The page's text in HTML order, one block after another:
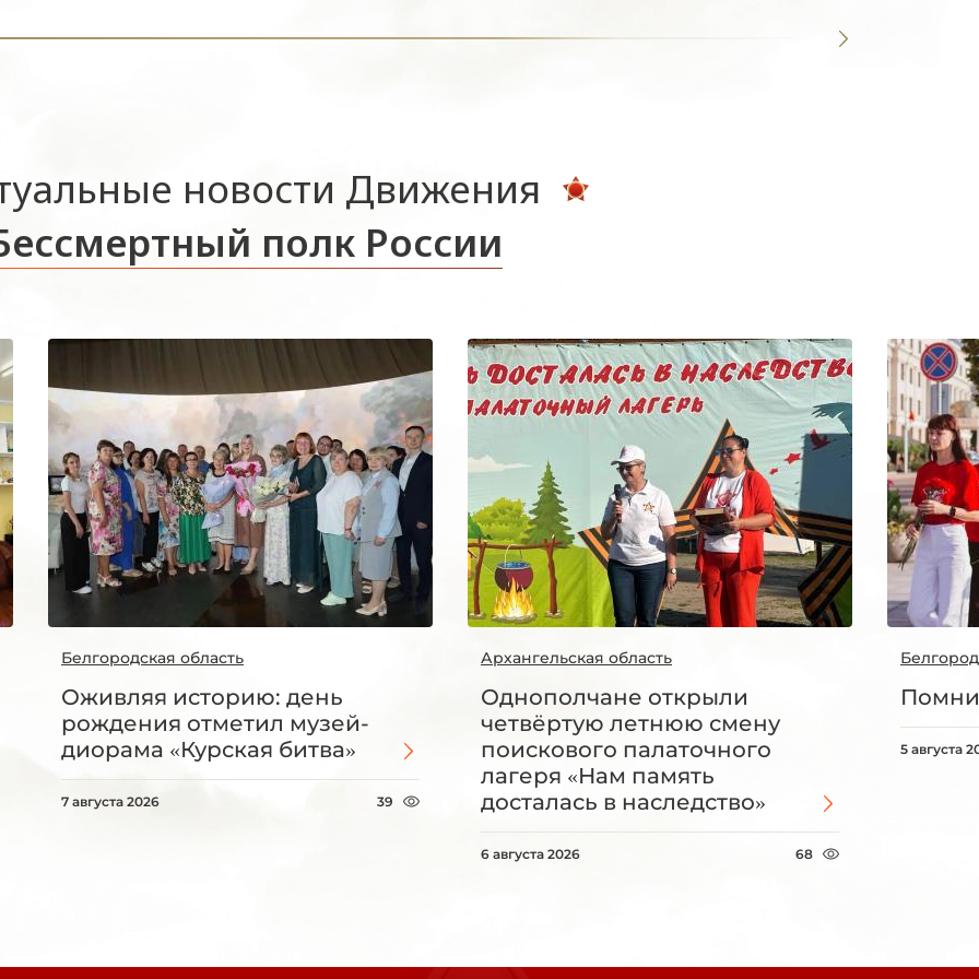
новости Движения
полк России
Белгородская область
Оживляя историю: день
рождения отметил музей-
диорама «Курская битва»
7 августа 2026 39
Архангельская область
Однополчане открыли
четвёртую летнюю смену
поискового палаточного
лагеря «Нам память
досталась в наследство»
6 августа 2026 68
5 августа